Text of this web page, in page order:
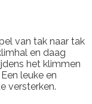
van tak naar tak
en daag
het klimmen
leuke en
versterken.